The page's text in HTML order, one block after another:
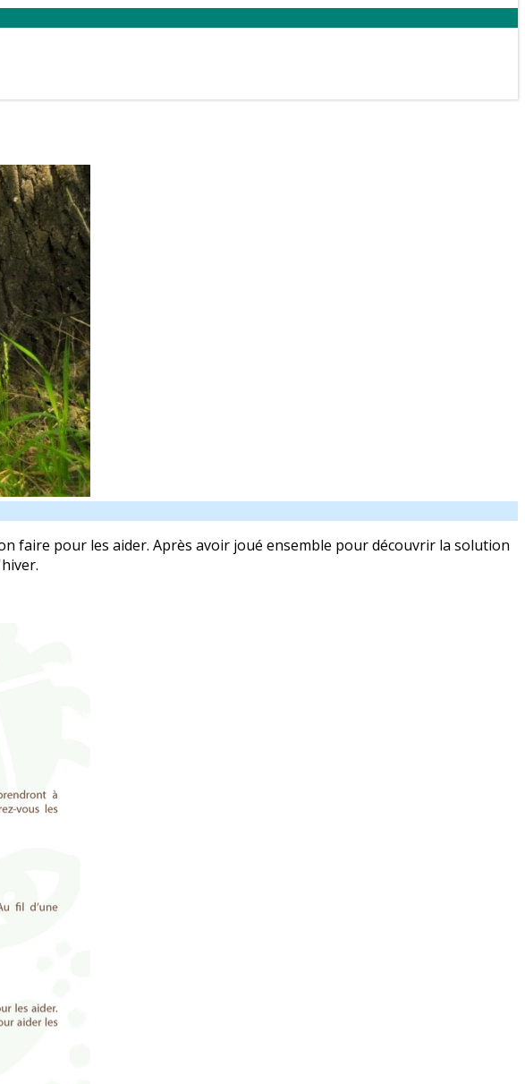
faire pour les aider. Après avoir joué ensemble pour découvrir la solution